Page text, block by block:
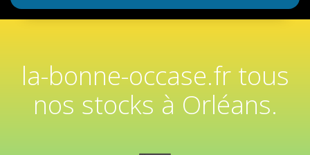
la-bonne-occase.fr tous
nos stocks à Orléans.